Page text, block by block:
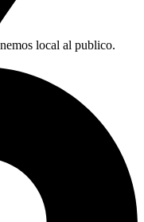
local al publico.